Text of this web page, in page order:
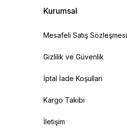
Kurumsal
Mesafeli Satış Sözleşmesi
Gizlilik ve Güvenlik
İptal İade Koşullari
Kargo Takibi
İletişim